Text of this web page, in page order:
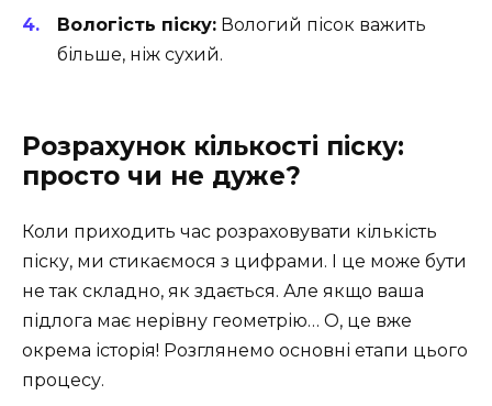
Вологість піску: Вологий пісок важить
більше, ніж сухий.
Розрахунок кількості піску:
просто чи не дуже?
Коли приходить час розраховувати кількість
піску, ми стикаємося з цифрами. І це може бути
не так складно, як здається. Але якщо ваша
підлога має нерівну геометрію… О, це вже
окрема історія! Розглянемо основні етапи цього
процесу.